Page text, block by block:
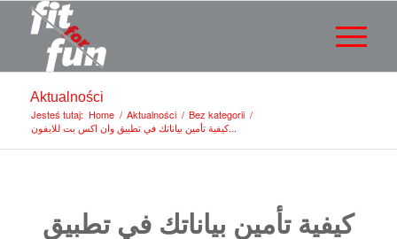
Aktualności
Jesteś tutaj: Home / Aktualności / Bez kategorii /
كيفية تأمين بياناتك في تطبيق وان اكس بت للايفون...
كيفية تأمين بياناتك في تطبيق